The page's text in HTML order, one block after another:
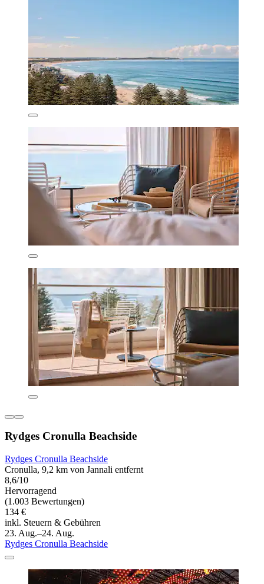
Rydges Cronulla Beachside
Rydges Cronulla Beachside
Cronulla, 9,2 km von Jannali entfernt
8,6/10
Hervorragend
(1.003 Bewertungen)
134 €
inkl. Steuern & Gebühren
23. Aug.–24. Aug.
Rydges Cronulla Beachside